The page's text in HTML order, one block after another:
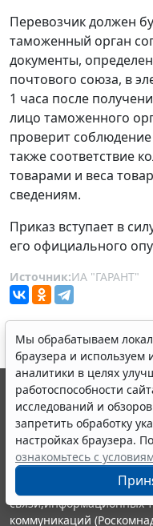
Перевозчик должен
таможенный орган
документы,
почтового союза, в
1 часа после
лицо таможенного
проверит
также соответствие
товарами и веса
сведениям.
Приказ вступает в
его официального
Источник:ИА "ГАРАНТ"
Мы обрабатываем
браузера и используем
аналитики в целях
работоспособности
исследований и
запретить обработку
настройках браузера.
ознакомьтесь с
© ООО "НПП "ГАРАНТ-
выпускается с 1990
являются участниками
информации ГАРАНТ.
Портал ГАРАНТ.РУ
издания Федеральной
связи,информационных
коммуникаций